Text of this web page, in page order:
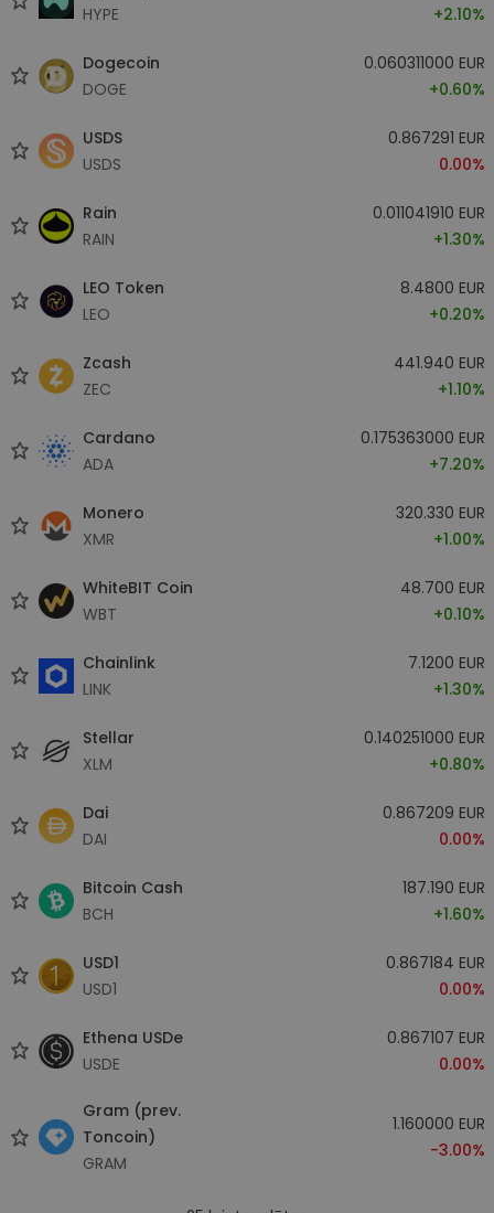
HYPE
+2.10%
Dogecoin
DOGE
0.060311000 EUR
+0.60%
USDS
USDS
0.867291 EUR
0.00%
Rain
RAIN
0.011041910 EUR
+1.30%
LEO Token
LEO
8.4800 EUR
+0.20%
Zcash
ZEC
441.940 EUR
+1.10%
Cardano
ADA
0.175363000 EUR
+7.20%
Monero
XMR
320.330 EUR
+1.00%
WhiteBIT Coin
WBT
48.700 EUR
+0.10%
Chainlink
LINK
7.1200 EUR
+1.30%
Stellar
XLM
0.140251000 EUR
+0.80%
Dai
DAI
0.867209 EUR
0.00%
Bitcoin Cash
BCH
187.190 EUR
+1.60%
USD1
USD1
0.867184 EUR
0.00%
Ethena USDe
USDE
0.867107 EUR
0.00%
Gram (prev.
Toncoin)
GRAM
1.160000 EUR
-3.00%